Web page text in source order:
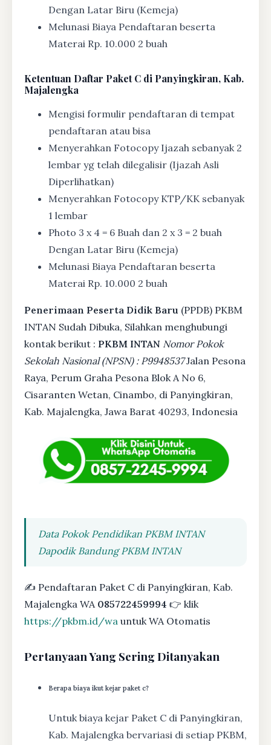
Dengan Latar Biru (Kemeja)
Melunasi Biaya Pendaftaran beserta
Materai Rp. 10.000 2 buah
Ketentuan Daftar Paket C di Panyingkiran, Kab.
Majalengka
Mengisi formulir pendaftaran di tempat
pendaftaran atau bisa
Menyerahkan Fotocopy Ijazah sebanyak 2
lembar yg telah dilegalisir (Ijazah Asli
Diperlihatkan)
Menyerahkan Fotocopy KTP/KK sebanyak
1 lembar
Photo 3 x 4 = 6 Buah dan 2 x 3 = 2 buah
Dengan Latar Biru (Kemeja)
Melunasi Biaya Pendaftaran beserta
Materai Rp. 10.000 2 buah
Penerimaan Peserta Didik Baru (PPDB) PKBM
INTAN Sudah Dibuka, Silahkan menghubungi
kontak berikut : PKBM INTAN Nomor Pokok
Sekolah Nasional (NPSN) : P9948537Jalan Pesona
Raya, Perum Graha Pesona Blok A No 6,
Cisaranten Wetan, Cinambo, di Panyingkiran,
Kab. Majalengka, Jawa Barat 40293, Indonesia
Data Pokok Pendidikan PKBM INTAN
Dapodik Bandung PKBM INTAN
✍ Pendaftaran Paket C di Panyingkiran, Kab.
Majalengka WA 085722459994 👉 klik
https://pkbm.id/wa untuk WA Otomatis
Pertanyaan Yang Sering Ditanyakan
Berapa biaya ikut kejar paket c?
Untuk biaya kejar Paket C di Panyingkiran,
Kab. Majalengka bervariasi di setiap PKBM,